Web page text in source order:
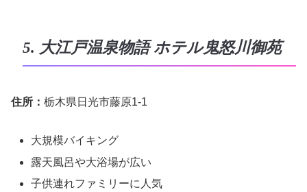
5. 大江戸温泉物語 ホテル鬼怒川御苑
住所： 栃木県日光市藤原1-1
大規模バイキング
露天風呂や大浴場が広い
子供連れファミリーに人気